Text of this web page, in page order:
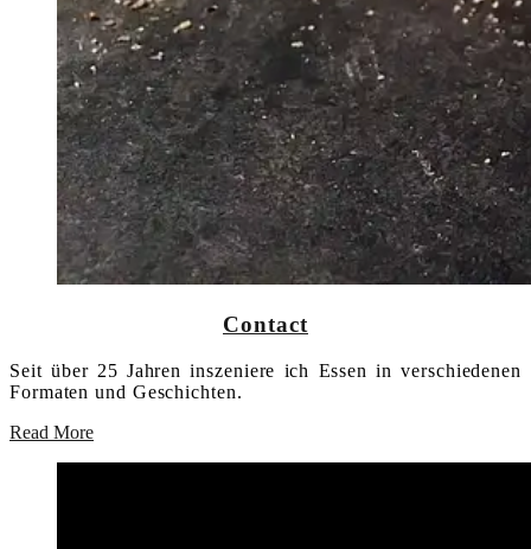
Contact
Seit über 25 Jahren inszeniere ich Essen in verschiedenen
Formaten und Geschichten.
Read More